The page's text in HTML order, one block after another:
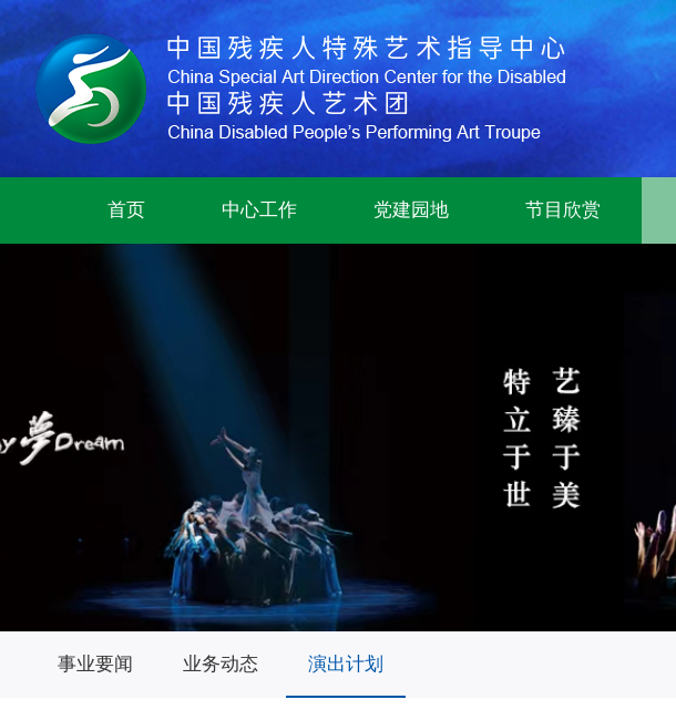
首页 中心工作 党建园地 节目欣赏
事业要闻 业务动态 演出计划